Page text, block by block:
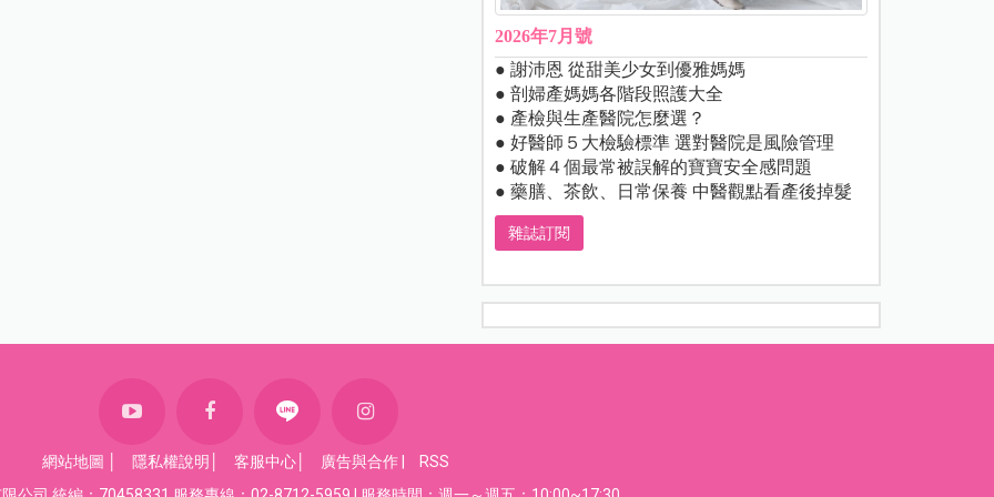
2026年7月號
● 謝沛恩 從甜美少女到優雅媽媽
● 剖婦產媽媽各階段照護大全
● 產檢與生產醫院怎麼選？
● 好醫師５大檢驗標準 選對醫院是風險管理
● 破解４個最常被誤解的寶寶安全感問題
● 藥膳、茶飲、日常保養 中醫觀點看產後掉髮
雜誌訂閱
網站地圖 隱私權說明 客服中心 廣告與合作
RSS